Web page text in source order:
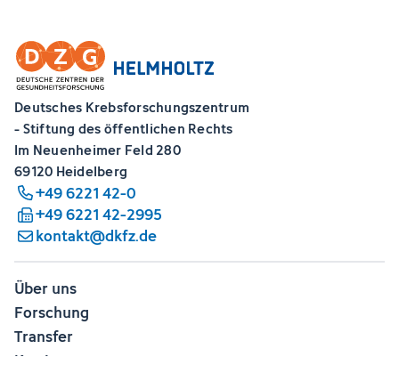
Deutsches Krebsforschungszentrum
- Stiftung des öffentlichen Rechts
Im Neuenheimer Feld 280
69120 Heidelberg
+49 6221 42-0
+49 6221 42-2995
kontakt@dkfz.de
Über uns
Forschung
Transfer